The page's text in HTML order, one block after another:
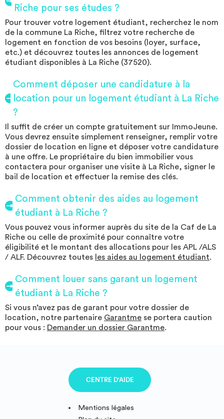
Riche pour ses études ?
Pour trouver votre logement étudiant, recherchez le nom
de la commune La Riche, filtrez votre recherche de
logement en fonction de vos besoins (loyer, surface,
etc.) et découvrez toutes les annonces de logement
étudiant disponibles à La Riche (37520).
Comment déposer une candidature à la
location pour un logement étudiant à La Riche
?
Il suffit de créer un compte gratuitement sur ImmoJeune.
Vous devrez ensuite simplement renseigner, remplir votre
dossier de location en ligne et déposer votre candidature
à une offre. Le propriétaire du bien immobilier vous
contactera pour organiser une visite à La Riche, signer le
bail de location et effectuer la remise des clés.
Comment obtenir des aides au logement
étudiant à La Riche ?
Vous pouvez vous informer auprès du site de la Caf de La
Riche ou celle de proximité pour connaître votre
éligibilité et le montant des allocations pour les APL /ALS
/ ALF. Découvrez toutes les aides au logement étudiant.
Comment louer sans garant un logement
étudiant à La Riche ?
Si vous n’avez pas de garant pour votre dossier de
location, notre partenaire Garantme se portera caution
pour vous : Demander un dossier Garantme.
Mentions légales
CENTRE D'AIDE